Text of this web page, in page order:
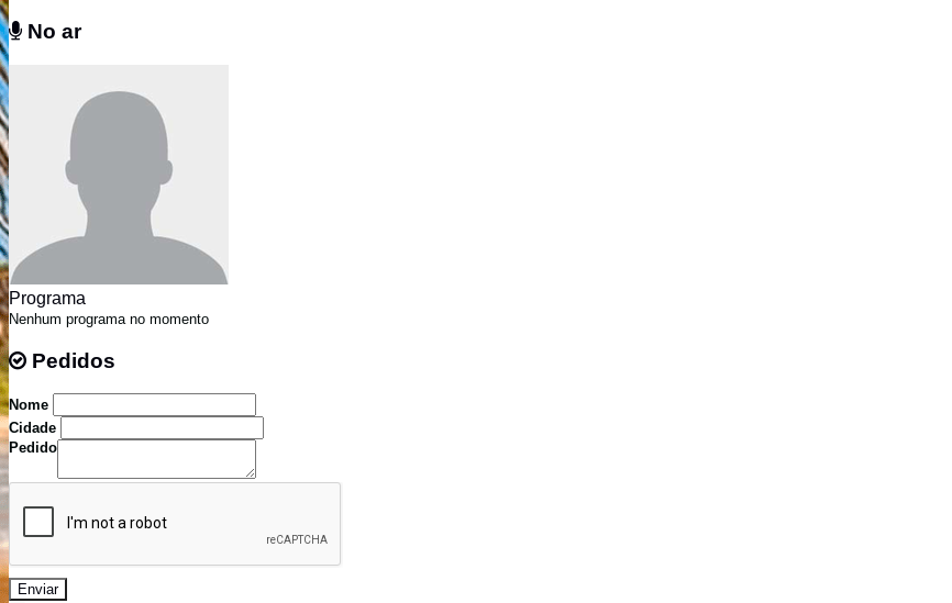
No ar
Programa
Nenhum programa no momento
Pedidos
Nome
Cidade
Pedido
Enviar